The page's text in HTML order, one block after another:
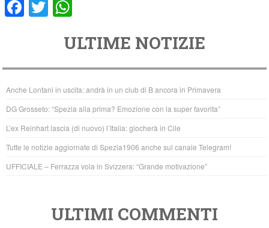
F
a
e
b
o
o
k
T
wi
er
at
s
A
p
p
ULTIME NOTIZIE
Anche Lontani in uscita: andrà in un club di B ancora in Primavera
DG Grosseto: “Spezia alla prima? Emozione con la super favorita”
L’ex Reinhart lascia (di nuovo) l’Italia: giocherà in Cile
Tutte le notizie aggiornate di Spezia1906 anche sul canale Telegram!
UFFICIALE – Ferrazza vola in Svizzera: “Grande motivazione”
ULTIMI COMMENTI